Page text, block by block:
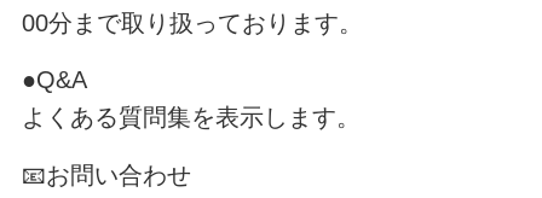
00分まで取り扱っております。
●Q&A
よくある質問集を表示します。
📧お問い合わせ